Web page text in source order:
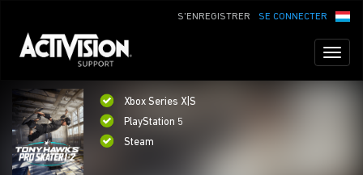
SE CONNECTER
S'ENREGISTRER
Xbox Series X|S
PlayStation 5
Steam